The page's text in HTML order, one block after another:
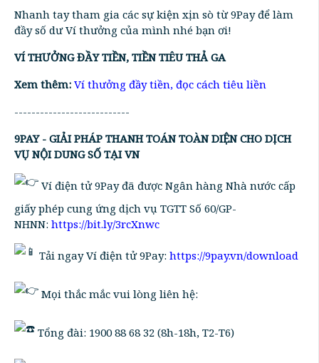
Nhanh tay tham gia các sự kiện xịn sò từ 9Pay để làm
đầy số dư Ví thưởng của mình nhé bạn ơi!
VÍ THƯỞNG ĐẦY TIỀN, TIỀN TIÊU THẢ GA
Xem thêm: Ví thưởng đầy tiền, đọc cách tiêu liền
---------------------------
9PAY - GIẢI PHÁP THANH TOÁN TOÀN DIỆN CHO DỊCH
VỤ NỘI DUNG SỐ TẠI VN
Ví điện tử 9Pay đã được Ngân hàng Nhà nước cấp
giấy phép cung ứng dịch vụ TGTT Số 60/GP-
NHNN: https://bit.ly/3rcXnwc
Tải ngay Ví điện tử 9Pay: https://9pay.vn/download
Mọi thắc mắc vui lòng liên hệ:
Tổng đài: 1900 88 68 32 (8h-18h, T2-T6)